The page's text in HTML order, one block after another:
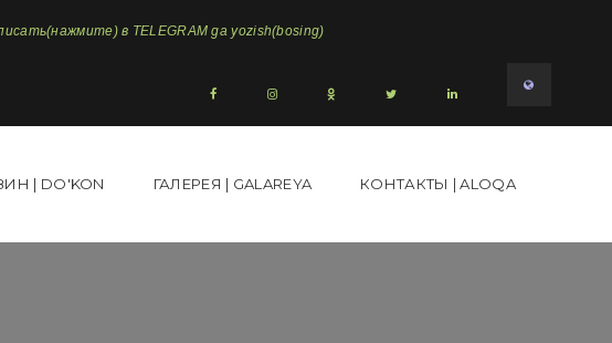
в TELEGRAM ga yozish(bosing)
| DO'KON ГАЛЕРЕЯ | GALAREYA КОНТАКТЫ | ALOQA